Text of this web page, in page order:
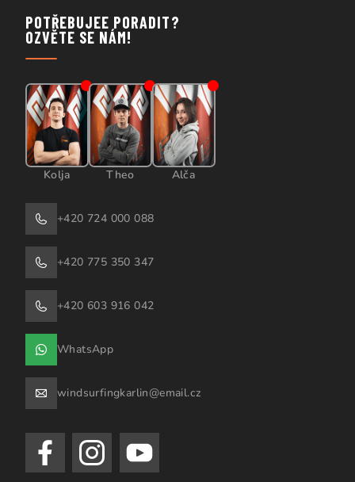
POTŘEBUJEE PORADIT?
OZVĚTE SE NÁM!
Kolja Theo Alča
+420 724 000 088
+420 775 350 347
+420 603 916 042
WhatsApp
windsurfingkarlin@email.cz